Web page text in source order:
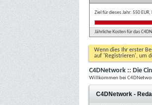
Ziel für dieses Jahr: 550
Jährliche Kosten für das
Wenn dies Ihr erster
auf 'Registrieren', um
C4DNetwork :: Die
Willkommen bei
C4DNetwork -